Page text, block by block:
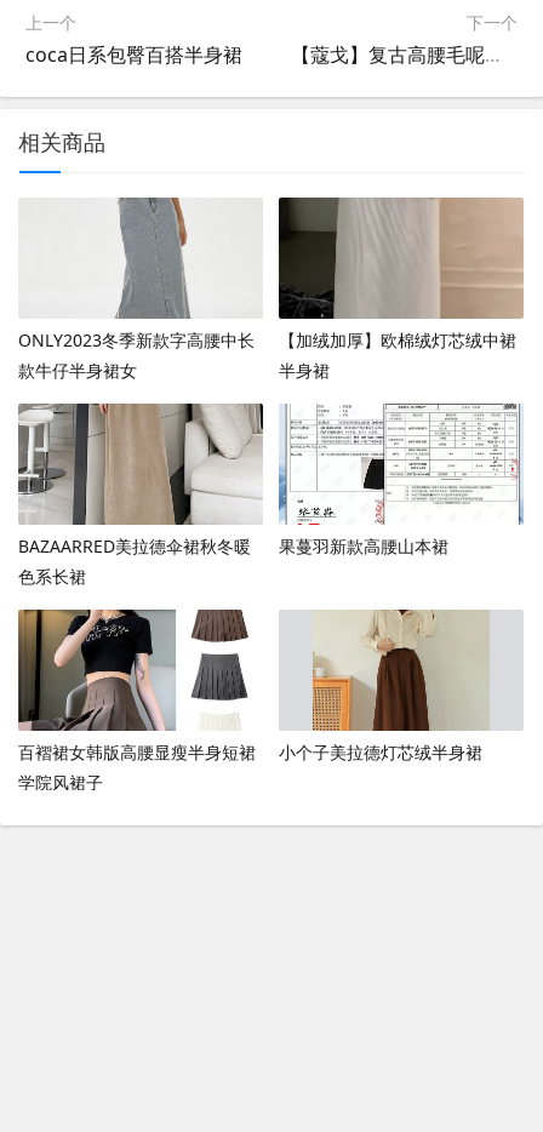
上一个
coca日系包臀百搭半身裙
下一个
【蔻戈】复古高腰毛呢格子半身裙
相关商品
ONLY2023冬季新款字高腰中长
款牛仔半身裙女
【加绒加厚】欧棉绒灯芯绒中裙
半身裙
BAZAARRED美拉德伞裙秋冬暖
色系长裙
果蔓羽新款高腰山本裙
百褶裙女韩版高腰显瘦半身短裙
学院风裙子
小个子美拉德灯芯绒半身裙